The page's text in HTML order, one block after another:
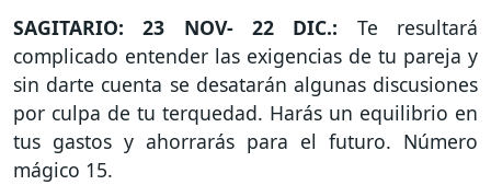
SAGITARIO: 23 NOV- 22 DIC.: Te resultará
complicado entender las exigencias de tu pareja y
sin darte cuenta se desatarán algunas discusiones
por culpa de tu terquedad. Harás un equilibrio en
tus gastos y ahorrarás para el futuro. Número
mágico 15.